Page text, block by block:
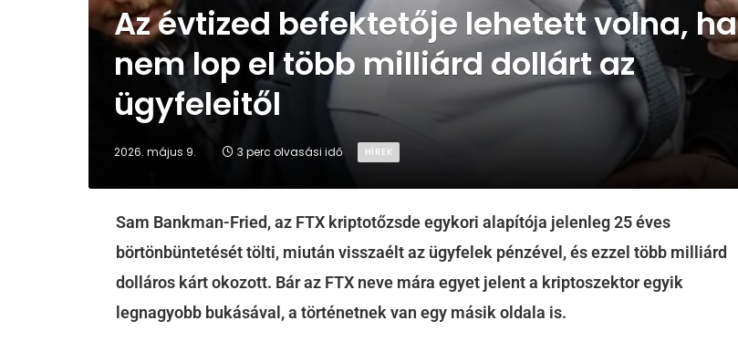
Az évtized befektetője lehetett volna, ha
nem lop el több milliárd dollárt az
ügyfeleitől
2026. május 9. 3 perc olvasási idő HÍREK
Sam Bankman-Fried, az FTX kriptotőzsde egykori alapítója jelenleg 25 éves
börtönbüntetését tölti, miután visszaélt az ügyfelek pénzével, és ezzel több milliárd
dolláros kárt okozott. Bár az FTX neve mára egyet jelent a kriptoszektor egyik
legnagyobb bukásával, a történetnek van egy másik oldala is.